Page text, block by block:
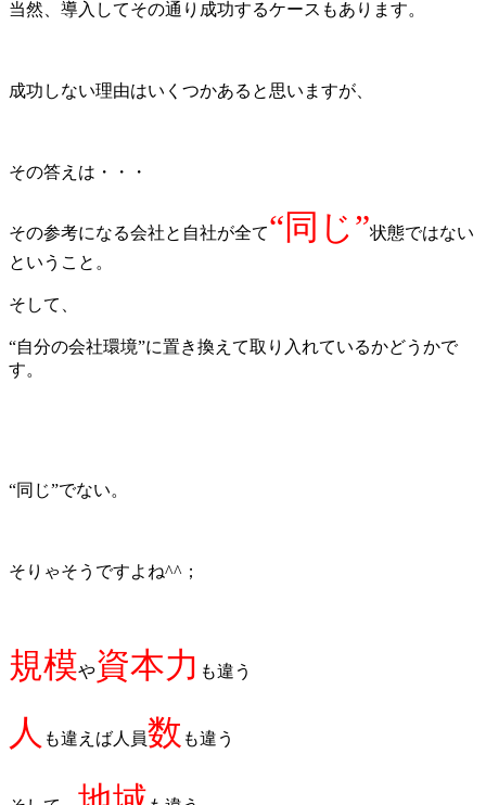
当然、導入してその通り成功するケースもあります。
成功しない理由はいくつかあると思いますが、
その答えは・・・
その参考になる会社と自社が全て“同じ”状態ではない
ということ。
そして、
“自分の会社環境”に置き換えて取り入れているかどうかで
す。
“同じ”でない。
そりゃそうですよね^^；
規模や資本力 も違う
人 も違えば人員数 も違う